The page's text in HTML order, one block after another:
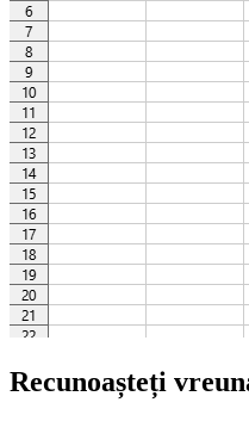
Recunoașteți